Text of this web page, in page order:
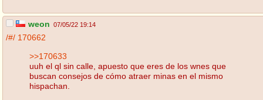
weon 07/05/22 19:14
/#/ 170662
>>170633
uuh el ql sin calle, apuesto que eres de los wnes que
buscan consejos de cómo atraer minas en el mismo
hispachan.